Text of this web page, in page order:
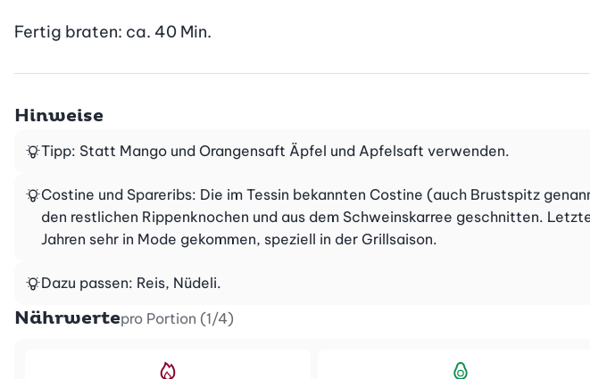
Fertig braten: ca. 40 Min.
Hinweise
Tipp: Statt Mango und Orangensaft Äpfel und Apfelsaft verwenden.
Costine und Spareribs: Die im Tessin bekannten Costine (auch Brustspitz
den restlichen Rippenknochen und aus dem Schweinskarree geschnitten.
Jahren sehr in Mode gekommen, speziell in der Grillsaison.
Dazu passen: Reis, Nüdeli.
Nährwertepro Portion (1/4)